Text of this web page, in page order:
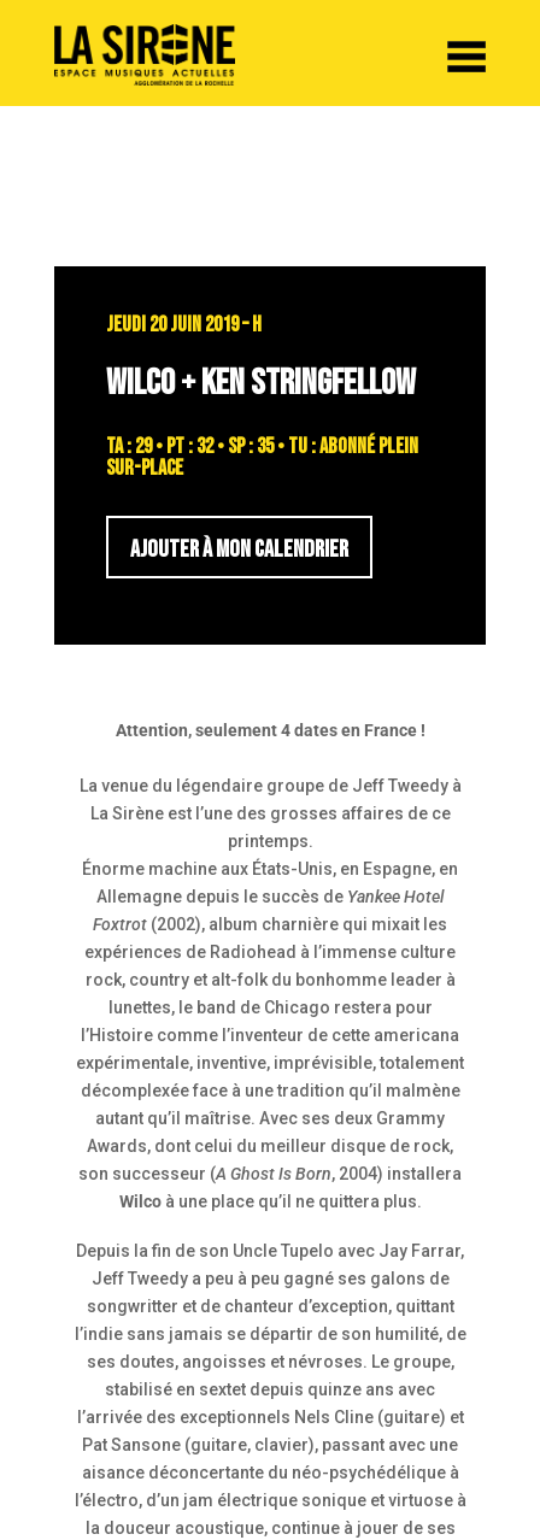
JEUDI 20 JUIN 2019 – H
WILCO + KEN STRINGFELLOW
TA : 29 • PT : 32 • SP : 35 • TU : abonné plein
sur-place
AJOUTER À MON CALENDRIER
Attention, seulement 4 dates en France !
La venue du légendaire groupe de Jeff Tweedy à
La Sirène est l’une des grosses affaires de ce
printemps.
Énorme machine aux États-Unis, en Espagne, en
Allemagne depuis le succès de Yankee Hotel
Foxtrot (2002), album charnière qui mixait les
expériences de Radiohead à l’immense culture
rock, country et alt-folk du bonhomme leader à
lunettes, le band de Chicago restera pour
l’Histoire comme l’inventeur de cette americana
expérimentale, inventive, imprévisible, totalement
décomplexée face à une tradition qu’il malmène
autant qu’il maîtrise. Avec ses deux Grammy
Awards, dont celui du meilleur disque de rock,
son successeur (A Ghost Is Born, 2004) installera
Wilcoà une place qu’il ne quittera plus.
Depuis la fin de son Uncle Tupelo avec Jay Farrar,
Jeff Tweedy a peu à peu gagné ses galons de
songwritter et de chanteur d’exception, quittant
l’indie sans jamais se départir de son humilité, de
ses doutes, angoisses et névroses. Le groupe,
stabilisé en sextet depuis quinze ans avec
l’arrivée des exceptionnels Nels Cline (guitare) et
Pat Sansone (guitare, clavier), passant avec une
aisance déconcertante du néo-psychédélique à
l’électro, d’un jam électrique sonique et virtuose à
la douceur acoustique, continue à jouer de ses